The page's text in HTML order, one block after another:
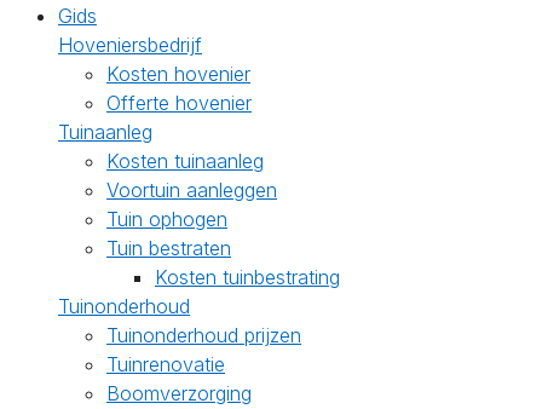
Gids
Hoveniersbedrijf
Kosten hovenier
Offerte hovenier
Tuinaanleg
Kosten tuinaanleg
Voortuin aanleggen
Tuin ophogen
Tuin bestraten
Kosten tuinbestrating
Tuinonderhoud
Tuinonderhoud prijzen
Tuinrenovatie
Boomverzorging